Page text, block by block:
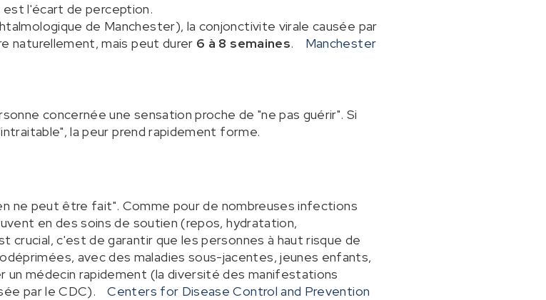
est l'écart de perception.
de Manchester), la conjonctivite virale causée par
naturellement, mais peut durer 6 à 8 semaines.
Manchester
concernée une sensation proche de "ne pas guérir". Si
la peur prend rapidement forme.
ne peut être fait". Comme pour de nombreuses infections
en des soins de soutien (repos, hydratation,
crucial, c'est de garantir que les personnes à haut risque de
avec des maladies sous-jacentes, jeunes enfants,
médecin rapidement (la diversité des manifestations
par le CDC).
Centers for Disease Control and Prevention